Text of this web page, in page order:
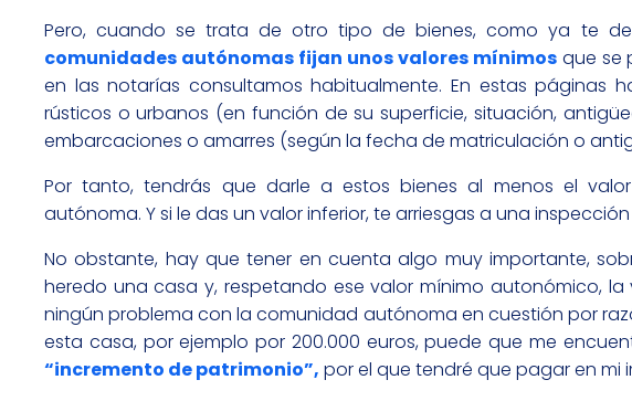
Pero, cuando se trata de otro tipo de bienes, como ya te
comunidades autónomas fijan unos valores mínimosque se
en las notarías consultamos habitualmente. En estas páginas
rústicos o urbanos (en función de su superficie, situación,
embarcaciones o amarres (según la fecha de matriculación o
Por tanto, tendrás que darle a estos bienes al menos el
autónoma. Y si le das un valor inferior, te arriesgas a una
No obstante, hay que tener en cuenta algo muy importante,
heredo una casa y, respetando ese valor mínimo autonómico,
ningún problema con la comunidad autónoma en cuestión por
esta casa, por ejemplo por 200.000 euros, puede que me
“incremento de patrimonio”, por el que tendré que pagar en mi